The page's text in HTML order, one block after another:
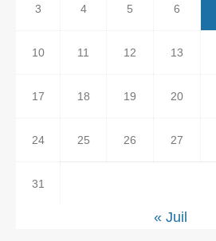
3 4 5 6
10 11 12 13
17 18 19 20
24 25 26 27
31
« Juil